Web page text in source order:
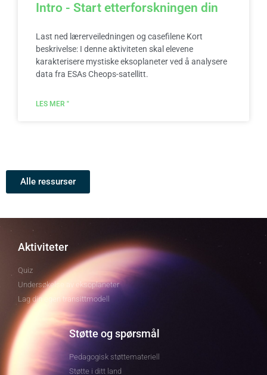
Intro - Start etterforskningen din
Last ned lærerveiledningen og casefilene Kort
beskrivelse: I denne aktiviteten skal elevene
karakterisere mystiske eksoplaneter ved å analysere
data fra ESAs Cheops-satellitt.
LES MER "
Alle ressurser
Aktiviteter
Quiz
Undersøkelse av eksoplaneter
Lag din egen transittmodell
Støtte og spørsmål
Pedagogisk støttemateriell
Støtte i ditt land